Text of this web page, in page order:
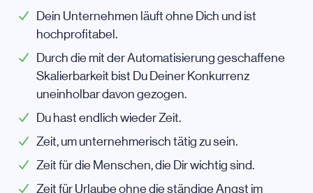
Dein Unternehmen läuft ohne Dich und ist
hochprofitabel.
Durch die mit der Automatisierung geschaffene
Skalierbarkeit bist Du Deiner Konkurrenz
uneinholbar davon gezogen.
Du hast endlich wieder Zeit.
Zeit, um unternehmerisch tätig zu sein.
Zeit für die Menschen, die Dir wichtig sind.
Zeit für Urlaube ohne die ständige Angst im